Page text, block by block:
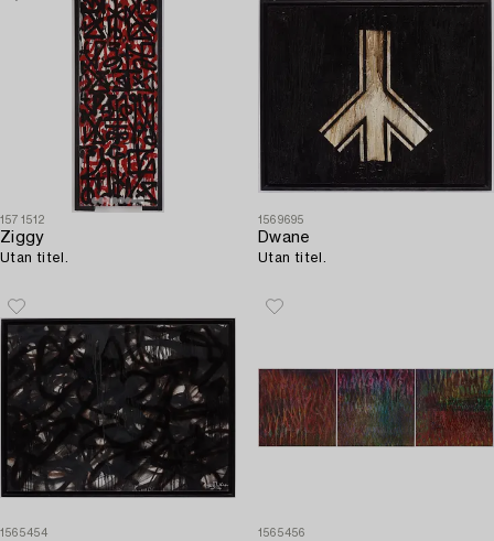
1571512
Ziggy
Utan titel.
1569695
Dwane
Utan titel.
1565454 1565456